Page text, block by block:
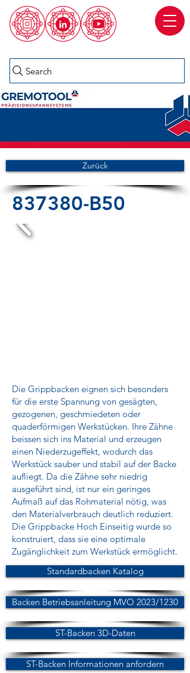
Search
Zurück
837380-B50
Die Grippbacken eignen sich besonders
für die erste Spannung von gesägten,
gezogenen, geschmiedeten oder
quaderförmigen Werkstücken. Ihre Zähne
beissen sich ins Material und erzeugen
einen Niederzugeffekt, wodurch das
Werkstück sauber und stabil auf der Backe
aufliegt. Da die Zähne sehr niedrig
ausgeführt sind, ist nur ein geringes
Aufmaß auf das Rohmaterial nötig, was
den Materialverbrauch deutlich reduziert.
Die Grippbacke Hoch Einseitig wurde so
konstruiert, dass sie eine optimale
Zugänglichkeit zum Werkstück ermöglicht.
Standardbacken Katalog
Backen Betriebsanleitung MVO 2023/1230
ST-Backen 3D-Daten
ST-Backen Informationen anfordern